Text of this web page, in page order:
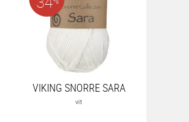
VIKING SNORRE SARA
vit